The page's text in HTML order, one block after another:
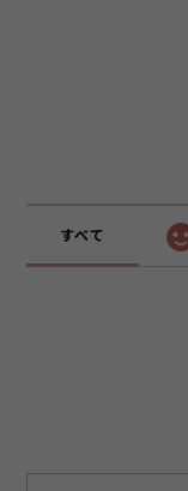
すべて